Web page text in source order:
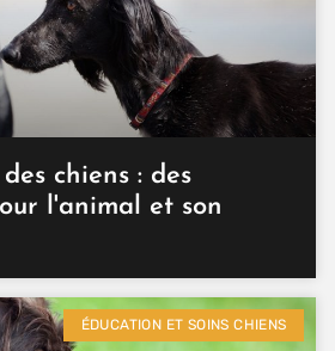
chiens : des
l'animal et son
ÉDUCATION ET SOINS CHIENS